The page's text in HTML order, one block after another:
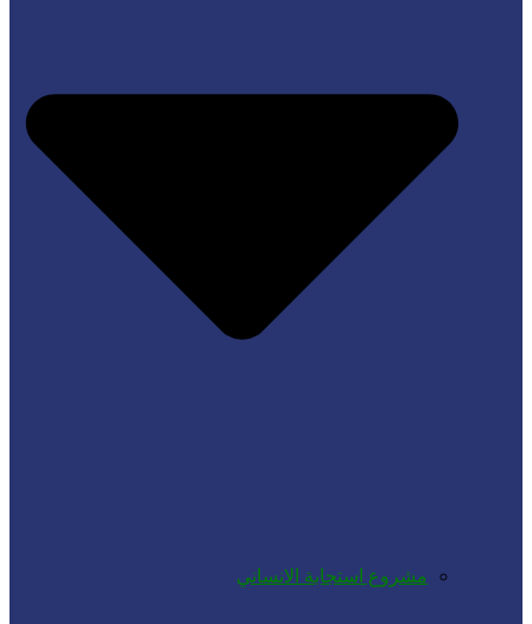
مشروع استجابة الانساني